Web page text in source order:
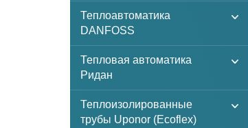
Теплоавтоматика
DANFOSS
Тепловая автоматика
Ридан
Теплоизолированные
трубы Uponor (Ecoflex)